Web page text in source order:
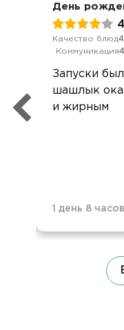
День
Качество блюд
Коммуникация
Запуски
шашлык
и жирным
1 день 8